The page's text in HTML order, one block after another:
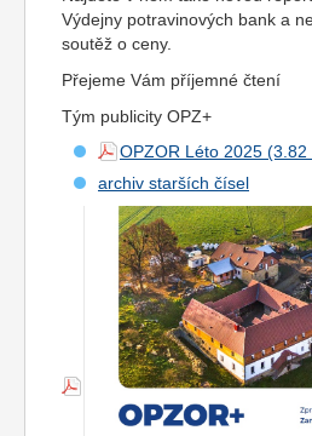
Výdejny potravinových bank a
soutěž o ceny.
Přejeme Vám příjemné čtení
Tým publicity OPZ+
OPZOR Léto 2025
archiv starších čísel